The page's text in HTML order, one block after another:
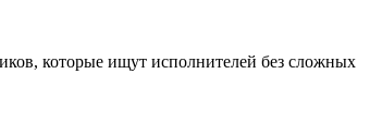
которые ищут исполнителей без сложных